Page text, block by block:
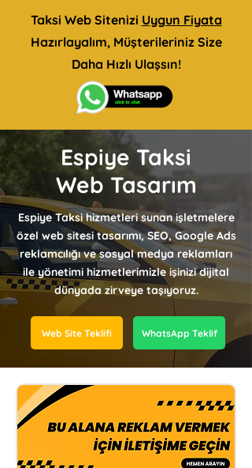
Taksi Web Sitenizi Uygun Fiyata
Hazırlayalım, Müşterileriniz Size
Daha Hızlı Ulaşsın!
Espiye Taksi
Web Tasarım
Espiye Taksi hizmetleri sunan işletmelere
özel web sitesi tasarımı, SEO, Google Ads
reklamcılığı ve sosyal medya reklamları
ile yönetimi hizmetlerimizle işinizi dijital
dünyada zirveye taşıyoruz.
Web Site Teklifi WhatsApp Teklif